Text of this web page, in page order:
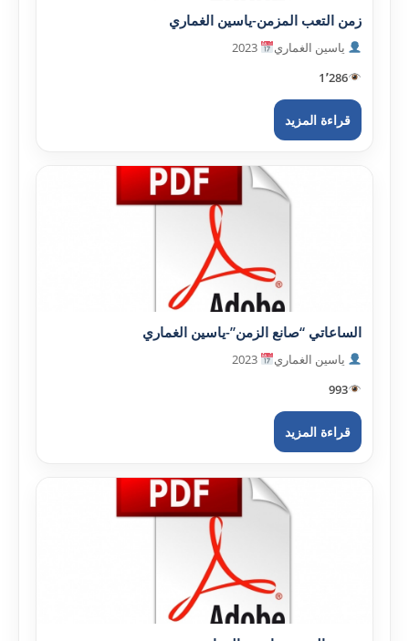
زمن التعب المزمن-ياسين الغماري
ياسين الغماري
1٬286
قراءة المزيد
الساعاتي “صانع الزمن”-ياسين الغماري
ياسين الغماري
993
قراءة المزيد